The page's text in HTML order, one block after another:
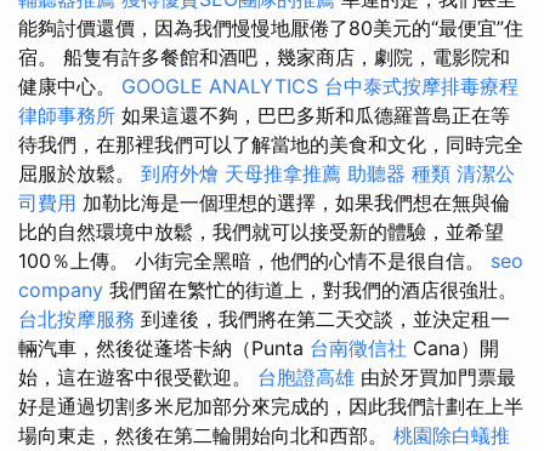
能夠討價還價，因為我們慢慢地厭倦了80美元的“最便宜”住
宿。 船隻有許多餐館和酒吧，幾家商店，劇院，電影院和
健康中心。 GOOGLE ANALYTICS 台中泰式按摩排毒療程
律師事務所 如果這還不夠，巴巴多斯和瓜德羅普島正在等
待我們，在那裡我們可以了解當地的美食和文化，同時完全
屈服於放鬆。 到府外燴 天母推拿推薦 助聽器 種類 清潔公
司費用 加勒比海是一個理想的選擇，如果我們想在無與倫
比的自然環境中放鬆，我們就可以接受新的體驗，並希望
100％上傳。 小街完全黑暗，他們的心情不是很自信。 seo
company 我們留在繁忙的街道上，對我們的酒店很強壯。
台北按摩服務 到達後，我們將在第二天交談，並決定租一
輛汽車，然後從蓬塔卡納（Punta 台南徵信社 Cana）開
始，這在遊客中很受歡迎。 台胞證高雄 由於牙買加門票最
好是通過切割多米尼加部分來完成的，因此我們計劃在上半
場向東走，然後在第二輪開始向北和西部。 桃園除白蟻推